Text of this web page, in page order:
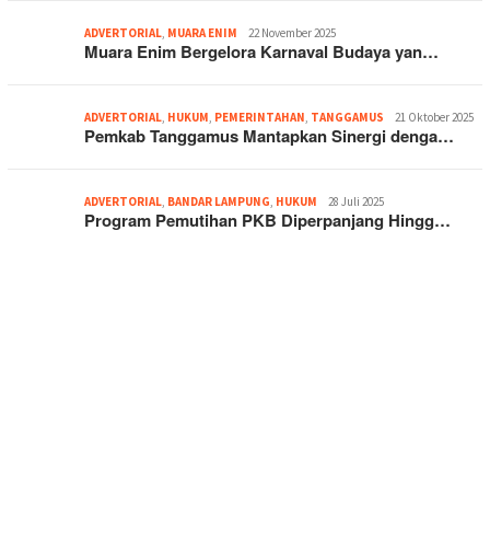
ADVERTORIAL, MUARA ENIM 22 November 2025
Muara Enim Bergelora Karnaval Budaya yan…
ADVERTORIAL, HUKUM, PEMERINTAHAN, TANGGAMUS 21 Oktober 2025
Pemkab Tanggamus Mantapkan Sinergi denga…
ADVERTORIAL, BANDAR LAMPUNG, HUKUM 28 Juli 2025
Program Pemutihan PKB Diperpanjang Hingg…